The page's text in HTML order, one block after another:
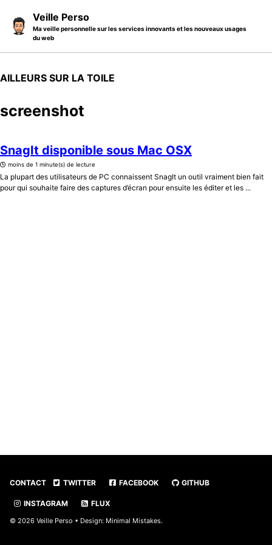
Veille Perso
Ma veille personnelle sur les services innovants et les nouveaux usages
du web
AILLEURS SUR LA TOILE
screenshot
SnagIt disponible sous Mac OSX
moins de 1 minute(s) de lecture
La plupart des utilisateurs de PC connaissent SnagIt un outil vraiment bien fait
pour qui souhaite faire des captures d’écran pour ensuite les éditer et les ...
CONTACT TWITTER FACEBOOK GITHUB
INSTAGRAM FLUX
© 2026 Veille Perso • Design: Minimal Mistakes.